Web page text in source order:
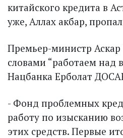
китайского кредита в
уже, Аллах акбар,
Премьер-министр
словами “работаем над
Нацбанка Ерболат
- Фонд проблемных
работу по изысканию
этих средств. Первые